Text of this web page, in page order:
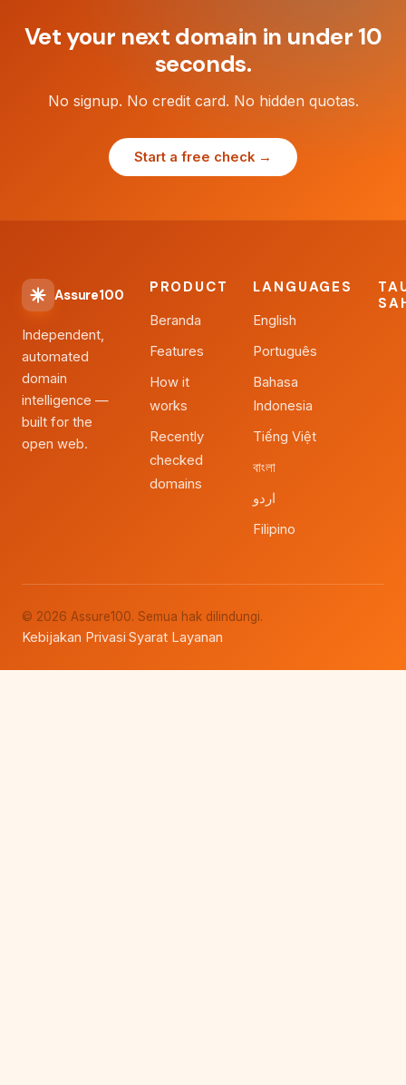
Vet your next domain in under 10
seconds.
No signup. No credit card. No hidden quotas.
Start a free check →
Assure100
Independent,
automated
domain
intelligence —
built for the
open web.
PRODUCT
Beranda
Features
How it
works
Recently
checked
domains
LANGUAGES
English
Português
Bahasa
Indonesia
Tiếng Việt
বাংলা
اردو
Filipino
© 2026 Assure100. Semua hak dilindungi.
Kebijakan Privasi·Syarat Layanan